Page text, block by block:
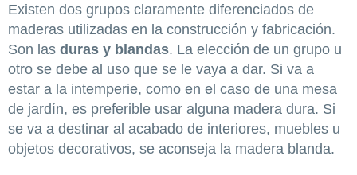
Existen dos grupos claramente diferenciados de
maderas utilizadas en la construcción y fabricación.
Son las duras y blandas. La elección de un grupo u
otro se debe al uso que se le vaya a dar. Si va a
estar a la intemperie, como en el caso de una mesa
de jardín, es preferible usar alguna madera dura. Si
se va a destinar al acabado de interiores, muebles u
objetos decorativos, se aconseja la madera blanda.